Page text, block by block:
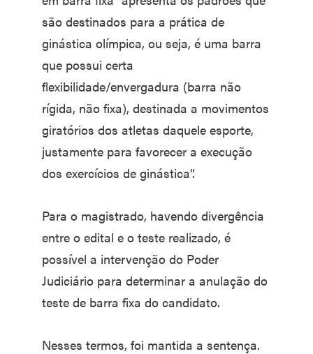
são destinados para a prática de
ginástica olímpica, ou seja, é uma barra
que possui certa
flexibilidade/envergadura (barra não
rígida, não fixa), destinada a movimentos
giratórios dos atletas daquele esporte,
justamente para favorecer a execução
dos exercícios de ginástica”.
Para o magistrado, havendo divergência
entre o edital e o teste realizado, é
possível a intervenção do Poder
Judiciário para determinar a anulação do
teste de barra fixa do candidato.
Nesses termos, foi mantida a sentença.